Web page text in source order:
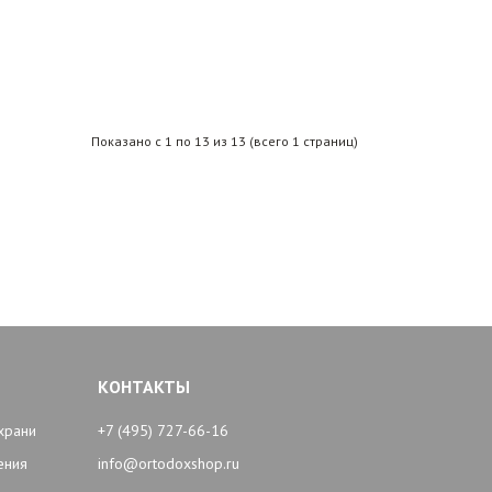
Показано с 1 по 13 из 13 (всего 1 страниц)
КОНТАКТЫ
+7 (495) 727-66-16
info@ortodoxshop.ru